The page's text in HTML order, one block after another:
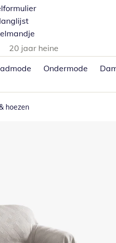
20 jaar heine
Ondermode
hoezen